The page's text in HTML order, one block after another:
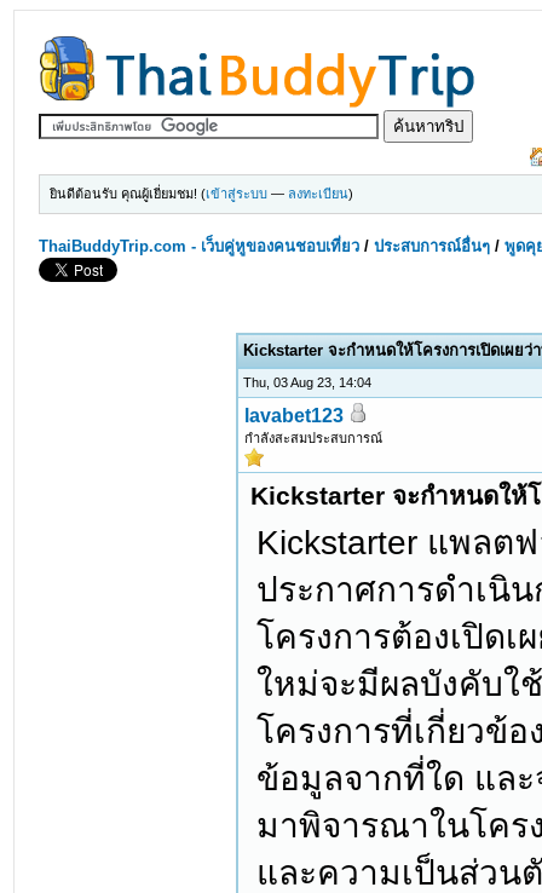
ยินดีต้อนรับ คุณผู้เยี่ยมชม! (เข้าสู่ระบบ — ลงทะเบียน)
ThaiBuddyTrip.com - เว็บคู่หูของคนชอบเที่ยว /ประสบการณ์อื่นๆ /พูดคุ
Kickstarter จะกำหนดให้โครงการเปิดเผยว่
Thu, 03 Aug 23, 14:04
lavabet123
กำลังสะสมประสบการณ์
Kickstarter จะกำหนดให้โ
Kickstarter แพลต
ประกาศการดำเนิ
โครงการต้องเปิดเ
ใหม่จะมีผลบังคับใ
โครงการที่เกี่ยวข้
ข้อมูลจากที่ใด และ
มาพิจารณาในโคร
และความเป็นส่วน